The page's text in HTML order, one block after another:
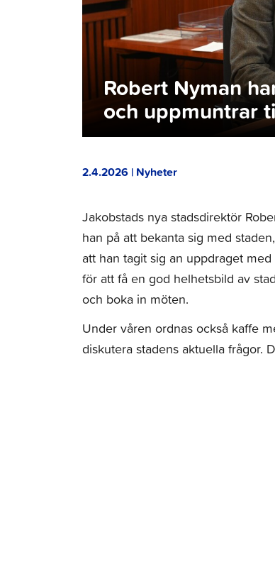
Robert Nyman
och uppmuntrar
2.4.2026 | Nyheter
Jakobstads nya stadsdirektör
han på att bekanta sig med
att han tagit sig an uppdraget
för att få en god helhetsbild av
och boka in möten.
Under våren ordnas också kaffe
diskutera stadens aktuella frågor.